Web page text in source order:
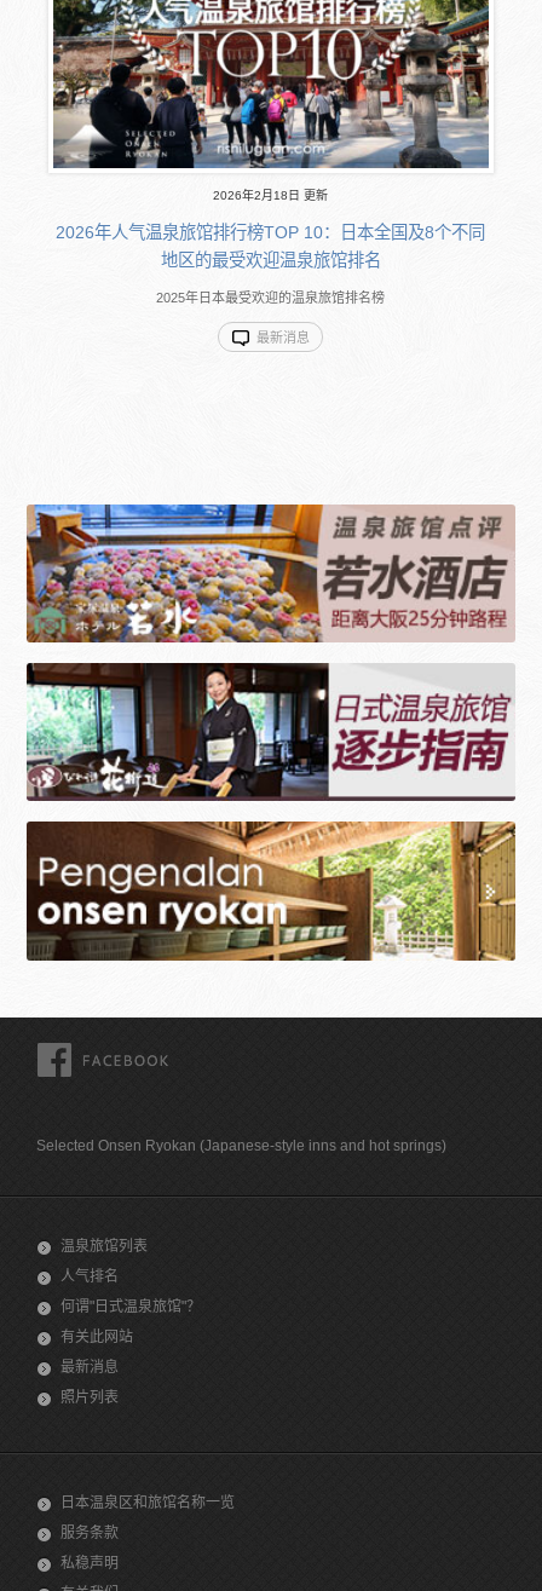
2026年2月18日 更新
2026年人气温泉旅馆排行榜TOP 10：日本全国及8个不同
地区的最受欢迎温泉旅馆排名
2025年日本最受欢迎的温泉旅馆排名榜
最新消息
Selected Onsen Ryokan (Japanese-style inns and hot springs)
温泉旅馆列表
人气排名
何谓"日式温泉旅馆"？
有关此网站
最新消息
照片列表
日本温泉区和旅馆名称一览
服务条款
私稳声明